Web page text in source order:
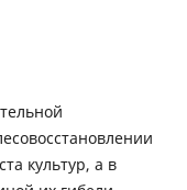
культур, а в